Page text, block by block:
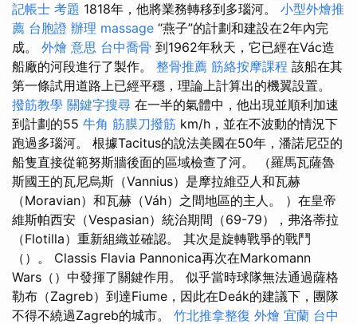
記帳士 考題 1818年，他將業務轉移到多瑙河。 小型外燴推
薦 台胞證 辦理 massage “燕子”的計劃和建設在2年內完
成。 外燴 意思 台中喬骨 到1962年秋天，它已經在Vác造
船廠的河段進行了製作。 整骨推薦 筋絡按摩課程 該船在其
第一條試用道路上已經平穩，理論上計算出的機翼設置。
撥筋教學 關鍵字搜尋 在一半的氣體中，他出現並順利加速
到計劃的55 牛角 筋膜刀撥筋 km/h，並在不波動的情況下
跑過多瑙河。 根據Tacitus的說法美國在50年，潘諾尼亞的
船隻直接從範努斯牆後面的區域檢查了河。 （羅馬瓦薩魯
斯國王的瓦尼烏斯（Vannius）是摩拉維亞人和瓦赫
（Moravian）和瓦赫（Váh）之間地區的主人。 ）在皇帝
維斯帕西安（Vespasian）統治期間（69-79），弗洛蒂拉
（Flotilla）重新組織並確認。 其次是旋轉戰爭的戰鬥
（）。 Classis Flavia Pannonica再次在Markomann
Wars（）中發揮了關鍵作用。 似乎當時球隊無法通過薩格
勒布（Zagreb）到達Fiume，因此在Deák的建議下，團隊
不得不繞過Zagreb的城市。 竹北推拿整復 外燴 宜蘭 台中